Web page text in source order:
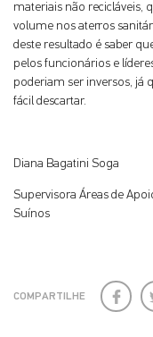
materiais não recicláveis,
volume nos aterros
deste resultado é saber
pelos funcionários e
poderiam ser inversos, já
fácil descartar.
Diana Bagatini Soga
Supervisora Áreas de
Suínos
COMPARTILHE
Facebook